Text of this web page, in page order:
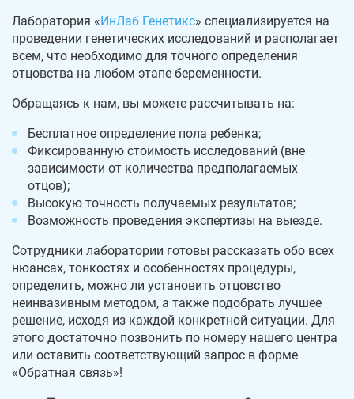
Лаборатория «ИнЛаб Генетикс» специализируется на
проведении генетических исследований и располагает
всем, что необходимо для точного определения
отцовства на любом этапе беременности.
Обращаясь к нам, вы можете рассчитывать на:
Бесплатное определение пола ребенка;
Фиксированную стоимость исследований (вне
зависимости от количества предполагаемых
отцов);
Высокую точность получаемых результатов;
Возможность проведения экспертизы на выезде.
Сотрудники лаборатории готовы рассказать обо всех
нюансах, тонкостях и особенностях процедуры,
определить, можно ли установить отцовство
неинвазивным методом, а также подобрать лучшее
решение, исходя из каждой конкретной ситуации. Для
этого достаточно позвонить по номеру нашего центра
или оставить соответствующий запрос в форме
«Обратная связь»!